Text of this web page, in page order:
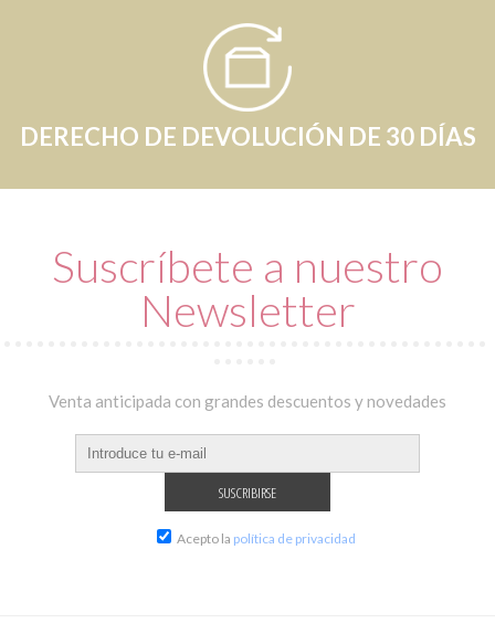
DERECHO DE DEVOLUCIÓN DE 30 DÍAS
Suscríbete a nuestro
Newsletter
Venta anticipada con grandes descuentos y novedades
Acepto la política de privacidad